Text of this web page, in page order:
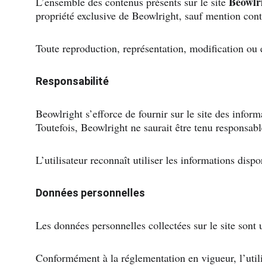
propriété exclusive de Beowlright, sauf mention
Toute reproduction, représentation, modification
Responsabilité
Beowlright s’efforce de fournir sur le site des
Toutefois, Beowlright ne saurait être tenu
L’utilisateur reconnaît utiliser les informations
Données personnelles
Les données personnelles collectées sur le site
Conformément à la réglementation en vigueur,